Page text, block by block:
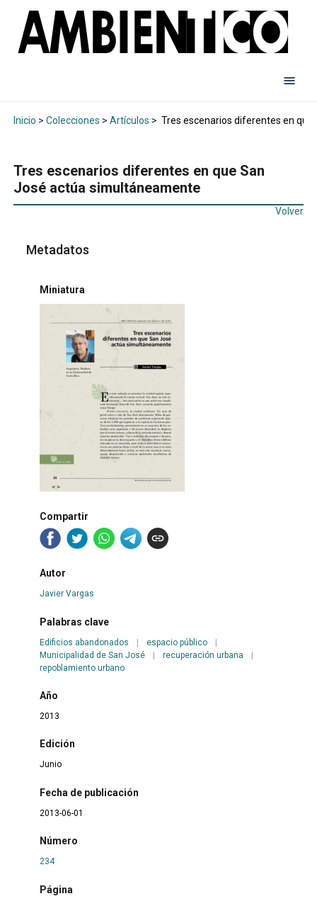
Inicio > Colecciones > Artículos > Tres escenarios diferentes en
Tres escenarios diferentes en que San
José actúa simultáneamente
Volver
Metadatos
Miniatura
Compartir
Autor
Javier Vargas
Palabras clave
Edificios abandonados | espacio público
|
Municipalidad de San José
| recuperación urbana
|
repoblamiento urbano
Año
2013
Edición
Junio
Fecha de publicación
2013-06-01
Número
234
Página